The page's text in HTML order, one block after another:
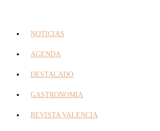
NOTICIAS
AGENDA
DESTACADO
GASTRONOMIA
REVISTA VALENCIA